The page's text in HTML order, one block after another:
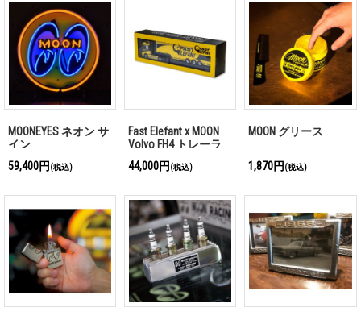
MOONEYES ネオン サ
イン
59,400円 (税込)
Fast Elefant x MOON
Volvo FH4 トレーラ
44,000円 (税込)
MOON グリース
1,870円 (税込)